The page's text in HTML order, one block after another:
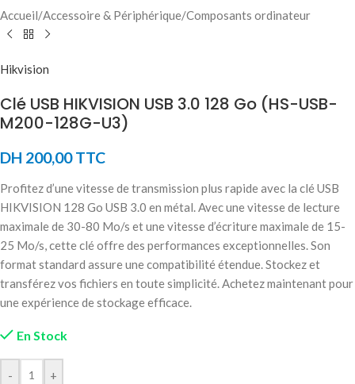
Accueil/Accessoire & Périphérique/Composants ordinateur
Hikvision
Clé USB HIKVISION USB 3.0 128 Go (HS-USB-
M200-128G-U3)
DH 200,00TTC
Profitez d’une vitesse de transmission plus rapide avec la clé USB
HIKVISION 128 Go USB 3.0 en métal. Avec une vitesse de lecture
maximale de 30-80 Mo/s et une vitesse d’écriture maximale de 15-
25 Mo/s, cette clé offre des performances exceptionnelles. Son
format standard assure une compatibilité étendue. Stockez et
transférez vos fichiers en toute simplicité. Achetez maintenant pour
une expérience de stockage efficace.
En Stock
- +